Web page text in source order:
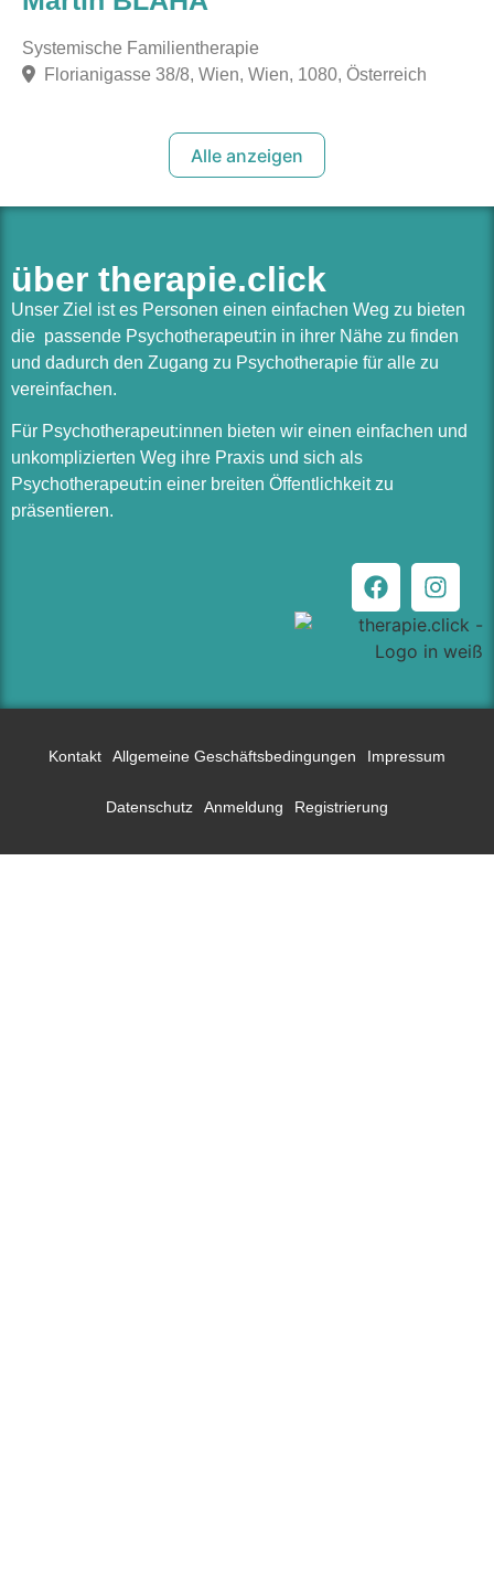
Systemische Familientherapie
Florianigasse 38/8, Wien, Wien, 1080, Österreich
Alle anzeigen
über therapie.click
Unser Ziel ist es Personen einen einfachen Weg zu bieten
die passende Psychotherapeut:in in ihrer Nähe zu finden
und dadurch den Zugang zu Psychotherapie für alle zu
vereinfachen.
Für Psychotherapeut:innen bieten wir einen einfachen und
unkomplizierten Weg ihre Praxis und sich als
Psychotherapeut:in einer breiten Öffentlichkeit zu
präsentieren.
Kontakt Allgemeine Geschäftsbedingungen Impressum
Datenschutz Anmeldung Registrierung